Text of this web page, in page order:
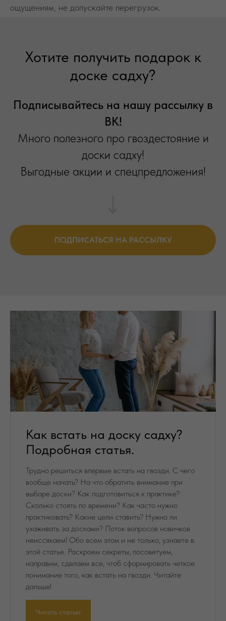
ощущениям, не допускайте перегрузок.
Хотите получить подарок к
доске садху?
Подписывайтесь на нашу рассылку в
ВК!
Много полезного про гвоздестояние и
доски садху!
Выгодные акции и спецпредложения!
ПОДПИСАТЬСЯ НА РАССЫЛКУ
Как встать на доску садху?
Подробная статья.
Трудно решиться впервые встать на гвозди. С чего
вообще начать? На что обратить внимание при
выборе доски? Как подготовиться к практике?
Сколько стоять по времени? Как часто нужно
практиковать? Какие цели ставить? Нужно ли
ухаживать за досками? Поток вопросов новичков
неиссякаем! Обо всем этом и не только, узнаете в
этой статье. Раскроем секреты, посоветуем,
направим, сделаем все, чтоб сформировать четкое
понимание того, как встать на гвозди. Читайте
дальше!
Читать статью